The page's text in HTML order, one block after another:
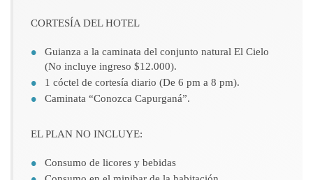
CORTESÍA DEL HOTEL
Guianza a la caminata del conjunto natural El Cielo
(No incluye ingreso $12.000).
1 cóctel de cortesía diario (De 6 pm a 8 pm).
Caminata “Conozca Capurganá”.
EL PLAN NO INCLUYE:
Consumo de licores y bebidas